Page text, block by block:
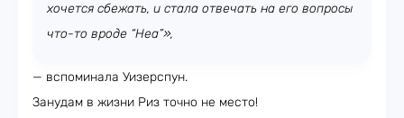
хочется сбежать, и стала отвечать на его вопросы
что-то вроде “Неа”»,
— вспоминала Уизерспун.
Занудам в жизни Риз точно не место!